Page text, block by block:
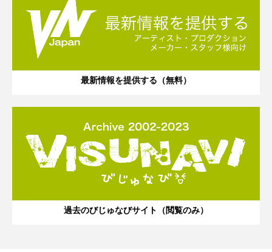
最新情報を提供する（無料）
過去のびじゅなびサイト（閲覧のみ）